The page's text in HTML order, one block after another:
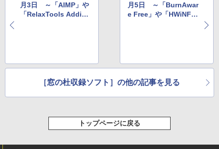
月3日 ～「AIMP」や
「RelaxTools Addi
月5日 ～「BurnAwar
e Free」や「HWiNF
［窓の杜収録ソフト］の他の記事を見る
トップページに戻る